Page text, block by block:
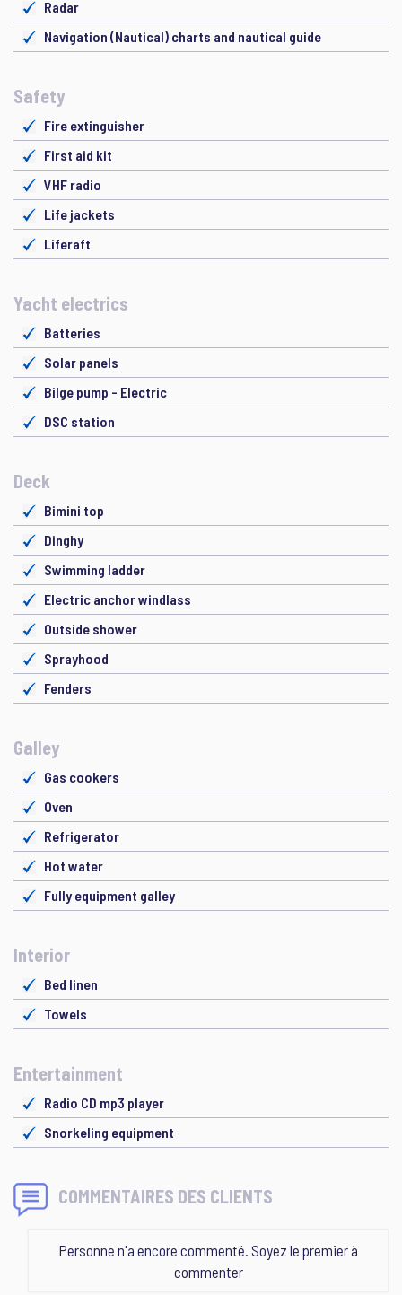
Radar
Navigation (Nautical) charts and nautical guide
Safety
Fire extinguisher
First aid kit
VHF radio
Life jackets
Liferaft
Yacht electrics
Batteries
Solar panels
Bilge pump - Electric
DSC station
Deck
Bimini top
Dinghy
Swimming ladder
Electric anchor windlass
Outside shower
Sprayhood
Fenders
Galley
Gas cookers
Oven
Refrigerator
Hot water
Fully equipment galley
Interior
Bed linen
Towels
Entertainment
Radio CD mp3 player
Snorkeling equipment
COMMENTAIRES DES CLIENTS
Personne n'a encore commenté. Soyez le premier à
commenter